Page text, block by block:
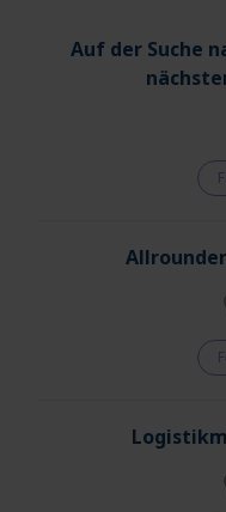
Auf der Suche